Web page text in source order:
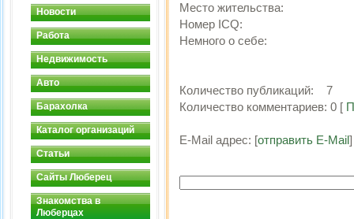
Новости
Работа
Недвижимость
Авто
Барахолка
Каталог организаций
Статьи
Сайты Люберец
Знакомства в
Люберцах
Место жительства:
Номер ICQ:
Немного о себе:
Количество публикаций: 7
Количество комментариев: 0 [
E-Mail адрес: [отправить E-Mail]